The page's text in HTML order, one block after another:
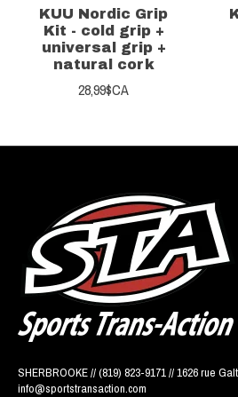
KUU Nordic Grip
Kit - cold grip +
universal grip +
natural cork
28,99$CA
SHERBROOKE // (819) 823-9171 // 1626 rue
info@sportstransaction.com